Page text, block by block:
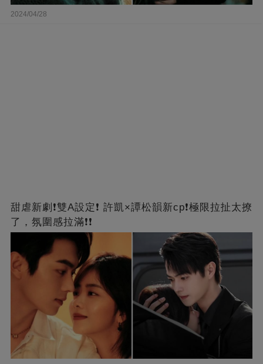
2024/04/28
甜虐新劇❗雙A設定❗ 許凱×譚松韻新cp❗️極限拉扯太撩
了，氛圍感拉滿❗❗